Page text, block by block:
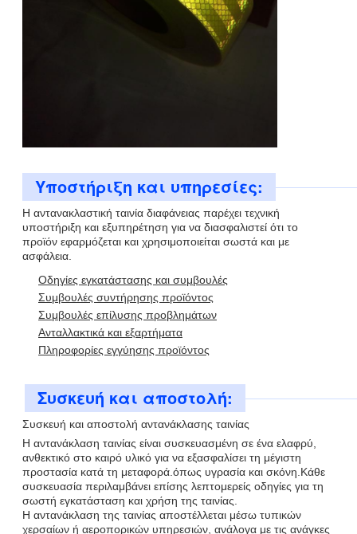
Υποστήριξη και υπηρεσίες:
Η αντανακλαστική ταινία διαφάνειας παρέχει τεχνική
υποστήριξη και εξυπηρέτηση για να διασφαλιστεί ότι το
προϊόν εφαρμόζεται και χρησιμοποιείται σωστά και με
ασφάλεια.
Οδηγίες εγκατάστασης και συμβουλές
Συμβουλές συντήρησης προϊόντος
Συμβουλές επίλυσης προβλημάτων
Ανταλλακτικά και εξαρτήματα
Πληροφορίες εγγύησης προϊόντος
Συσκευή και αποστολή:
Συσκευή και αποστολή αντανάκλασης ταινίας
Η αντανάκλαση ταινίας είναι συσκευασμένη σε ένα ελαφρύ,
ανθεκτικό στο καιρό υλικό για να εξασφαλίσει τη μέγιστη
προστασία κατά τη μεταφορά.όπως υγρασία και σκόνη.Κάθε
συσκευασία περιλαμβάνει επίσης λεπτομερείς οδηγίες για τη
σωστή εγκατάσταση και χρήση της ταινίας.
Η αντανάκλαση της ταινίας αποστέλλεται μέσω τυπικών
χερσαίων ή αεροπορικών υπηρεσιών, ανάλογα με τις ανάγκες